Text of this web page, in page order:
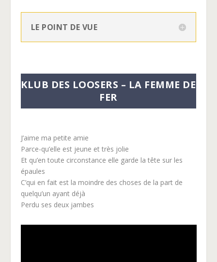
LE POINT DE VUE
KLUB DES LOOSERS – LA FEMME DE
FER
J’aime ma petite amie
Parce-qu’elle est jeune et très jolie
Et qu’en toute circonstance elle garde la tête sur les
épaules
C’qui en fait est la moindre des choses de la part de
quelqu’un ayant déjà
Perdu ses deux jambes